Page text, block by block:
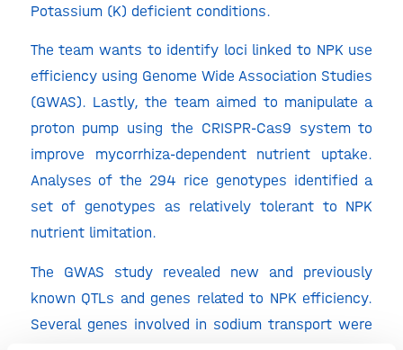
Potassium (K) deficient conditions.
The team wants to identify loci linked to NPK use
efficiency using Genome Wide Association Studies
(GWAS). Lastly, the team aimed to manipulate a
proton pump using the CRISPR-Cas9 system to
improve mycorrhiza-dependent nutrient uptake.
Analyses of the 294 rice genotypes identified a
set of genotypes as relatively tolerant to NPK
nutrient limitation.
The GWAS study revealed new and previously
known QTLs and genes related to NPK efficiency.
Several genes involved in sodium transport were